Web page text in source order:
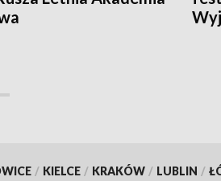
/ KIELCE / KRAKÓW / LUBLIN /